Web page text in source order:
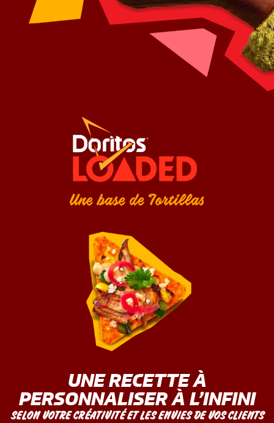
Une base de Tortillas
UNE RECETTE À
PERSONNALISER À L’INFINI
SELON VOTRE CRÉATIVITÉ ET LES ENVIES DE VOS CLIENTS